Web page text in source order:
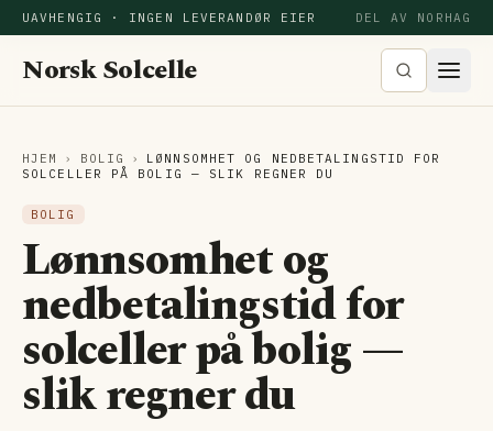
UAVHENGIG · INGEN LEVERANDØR EIER DEL AV NORHAG
Norsk Solcelle
HJEM › BOLIG ›
LØNNSOMHET OG NEDBETALINGSTID FOR
SOLCELLER PÅ BOLIG — SLIK REGNER DU
BOLIG
Lønnsomhet og
nedbetalingstid for
solceller på bolig —
slik regner du